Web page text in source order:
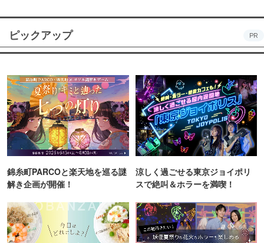
ピックアップ PR
錦糸町PARCOと楽天地を巡る謎
解き企画が開催！
涼しく過ごせる東京ジョイポリ
スで絶叫＆ホラーを満喫！